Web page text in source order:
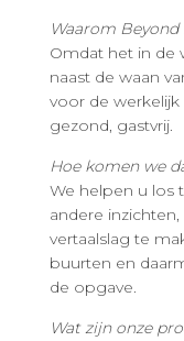
Waarom Beyond
Omdat het in de
naast de waan
voor de
gezond, gastvrij.
Hoe komen we
We helpen u los
andere
vertaalslag te
buurten en
de opgave.
Wat zijn onze